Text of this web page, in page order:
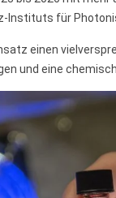
Instituts für
einen
und eine